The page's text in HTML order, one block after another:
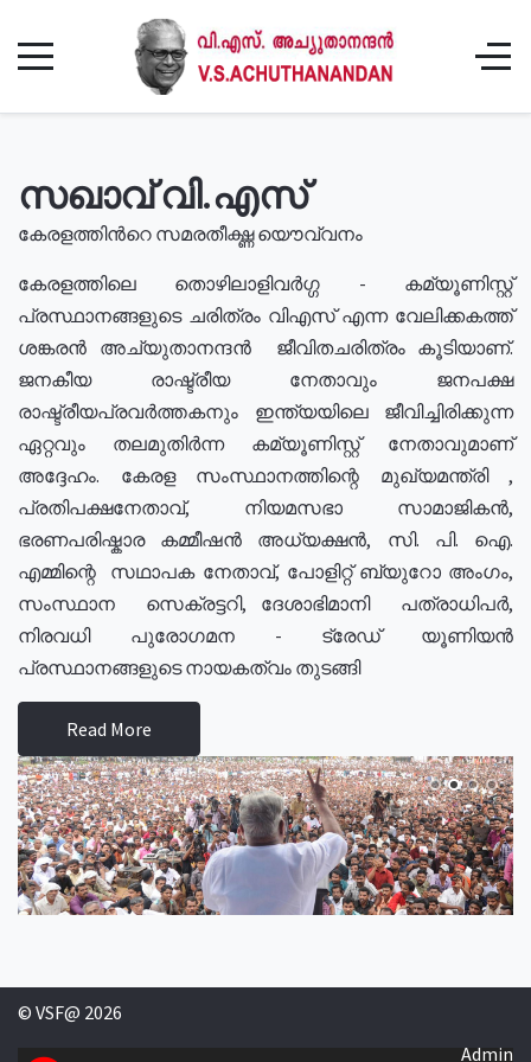
സഖാവ് വി.എസ്
കേരളത്തിൻറെ സമരതീക്ഷ്ണ യൌവ്വനം
കേരളത്തിലെ തൊഴിലാളിവർഗ്ഗ - കമ്യൂണിസ്റ്റ്
പ്രസ്ഥാനങ്ങളുടെ ചരിത്രം വിഎസ് എന്ന വേലിക്കകത്ത്
ശങ്കരൻ അച്യുതാനന്ദൻ ജീവിതചരിത്രം കൂടിയാണ്.
ജനകീയ രാഷ്ട്രീയ നേതാവും ജനപക്ഷ
രാഷ്ട്രീയപ്രവർത്തകനും ഇന്ത്യയിലെ ജീവിച്ചിരിക്കുന്ന
ഏറ്റവും തലമുതിർന്ന കമ്യൂണിസ്റ്റ് നേതാവുമാണ്
അദ്ദേഹം. കേരള സംസ്ഥാനത്തിന്റെ മുഖ്യമന്ത്രി ,
പ്രതിപക്ഷനേതാവ്, നിയമസഭാ സാമാജികൻ,
ഭരണപരിഷ്കാര കമ്മീഷൻ അധ്യക്ഷൻ, സി. പി. ഐ.
എമ്മിന്റെ സഥാപക നേതാവ്, പോളിറ്റ് ബ്യുറോ അംഗം,
സംസ്ഥാന സെക്രട്ടറി, ദേശാഭിമാനി പത്രാധിപർ,
നിരവധി പുരോഗമന - ട്രേഡ് യൂണിയൻ
പ്രസ്ഥാനങ്ങളുടെ നായകത്വം തുടങ്ങി
Read More
© VSF@ 2026
Admin